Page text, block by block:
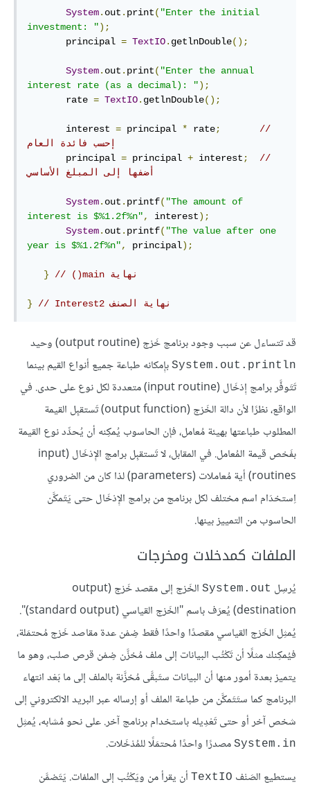
System. out . print( "Enter the initial
investment: ");
       principal
= TextIO. getlnDouble();
System. out . print( "Enter the annual
interest rate (as a decimal): ");
       rate
= TextIO. getlnDouble();
       interest
= principal * rate;
//
إحسب فائدة العام
       principal
= principal + interest;
//
أضفها إلى المبلغ الأساسي
System. out . printf( "The amount of
interest is $%1.2f%n", interest);
System. out . printf( "The value after one
year is $%1.2f%n", principal);
} // ‫نهاية main()
} // ‫نهاية الصنف Interest2
قد تتساءل عن سبب وجود برنامج خَرْج (output routine) وحيد
System.out.println بإِمكانه طباعة جميع أنواع القيم بينما
تَتَوفَّر برامج إِدْخَال (input routine) متعددة لكل نوع على حدى. في
الواقع، نظرًا لأن دالة الخَرْج (output function) تَستقبِل القيمة
المطلوب طباعتها بهيئة مُعامل، فإن الحاسوب يُمكِنه أن يُحدِّد نوع القيمة
بفَحْص قيمة المُعامل. في المقابل، لا تَستقبِل برامج الإِدْخَال (input
routines) أية مُعاملات (parameters) لذا كان من الضروري
اِستخدَام اسم مختلف لكل برنامج من برامج الإِدْخَال حتى يَتَمكَّن
الحاسوب من التمييز بينها.
الملفات كمدخلات ومخرجات
يُرسِل System.out
الخَرْج إلى مقصد خَرْج (output
destination) يُعرَف باسم "الخَرْج القياسي (standard output)".
يُمثِل الخَرْج القياسي مقصدًا واحدًا فقط ضِمْن عدة مقاصد خَرْج مُحتمَلة،
فيُمكِنك مثلًا أن تَكْتُب البيانات إلى ملف مُخزَّن ضِمْن قرص صلب، وهو ما
يتميز بعدة أمور منها أن البيانات ستَبقَّى مُخزَّنة بالملف إلى ما بَعْد انتهاء
البرنامج كما ستَتَمكَّن من طباعة الملف أو إرساله عبر البريد الالكتروني إلى
شخص آخر أو حتى تَعْدِيله باستخدام برنامج آخر. على نحو مُشابه، يُمثِل
System.in مصدرًا واحدًا مُحتمَلًا للمُدْخَلات.
يستطيع الصَنْف TextIO أن يقرأ من ويَكْتُب إلى الملفات. يَتَضمَّن